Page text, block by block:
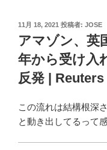
投
稿
日:
11月 18, 2021 投稿者: JOSE
アマゾン、英
年から受け入
反発 | Reuters
この流れは結構根深
と動き出してるって